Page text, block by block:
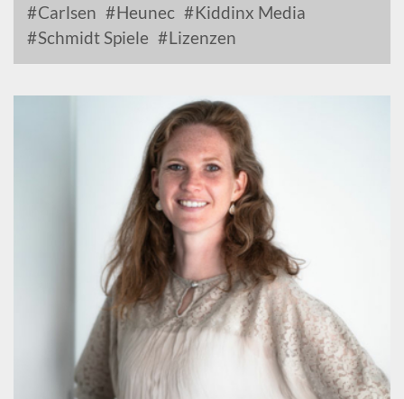
Carlsen
Heunec
Kiddinx Media
Schmidt Spiele
Lizenzen